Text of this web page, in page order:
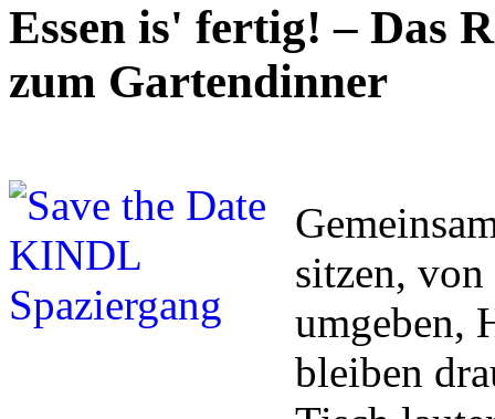
Essen is' fertig! – Das
zum Gartendinner
sitzen, von
umgeben,
bleiben